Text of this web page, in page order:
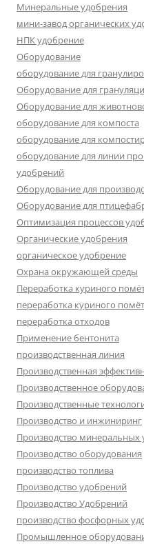
Минеральные удобрения
мини-завод органических
НПК удобрение
Оборудование
оборудование для
Оборудование для
Оборудование для
оборудование для компоста
оборудование для
оборудование для линии
удобрений
Оборудование для
Оборудование для
Оптимизация процессов
Органические удобрения
органическое удобрение
Охрана окружающей среды
Переработка куриного
переработка куриного
переработка отходов
Применение бентонита
производственная линия
Производственная
Производственное
Производственные
Производство и инжиниринг
Производство минеральных
Производство оборудования
производство топлива
Производство удобрений
Производство Удобрений
производство фосфорных
Промышленное